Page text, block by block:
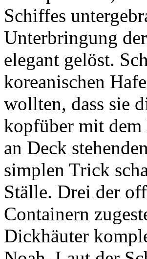
Schiffes
Unterbringung
elegant gelöst.
koreanischen
wollten, dass sie
kopfüber mit dem
an Deck
simplen Trick
Ställe. Drei der
Containern
Dickhäuter